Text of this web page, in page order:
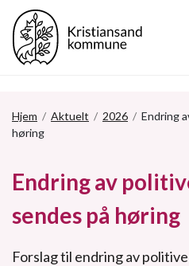
Hjem / Aktuelt / 2026 / Endring
høring
Endring av
sendes på høring
Forslag til endring av